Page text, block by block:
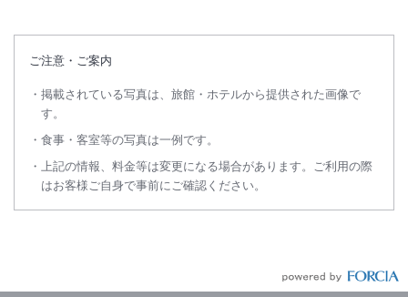
ご注意・ご案内
掲載されている写真は、旅館・ホテルから提供された画像で
す。
食事・客室等の写真は一例です。
上記の情報、料金等は変更になる場合があります。ご利用の際
はお客様ご自身で事前にご確認ください。